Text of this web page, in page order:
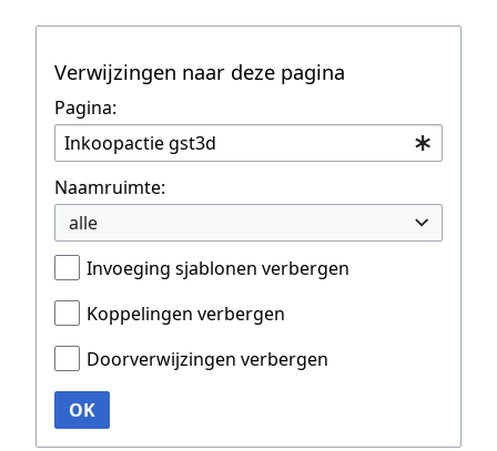
Verwijzingen naar deze pagina
Pagina:
Naamruimte:
alle
Invoeging sjablonen verbergen
Koppelingen verbergen
Doorverwijzingen verbergen
OK